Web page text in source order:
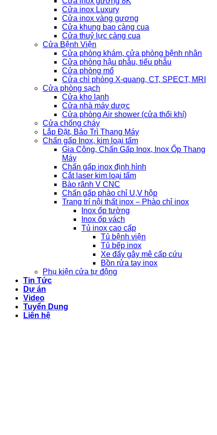
Cửa inox Luxury
Cửa inox vàng gương
Cửa khung bao càng cua
Cửa thuỷ lực càng cua
Cửa Bệnh Viện
Cửa phòng khám, cửa phòng bệnh nhân
Cửa phòng hậu phẫu, tiểu phẫu
Cửa phòng mổ
Cửa chì phòng X-quang, CT, SPECT, MRI
Cửa phòng sạch
Cửa kho lạnh
Cửa nhà máy dược
Cửa phòng Air shower (cửa thổi khí)
Cửa chống cháy
Lắp Đặt, Bảo Trì Thang Máy
Chấn gấp Inox, kim loại tấm
Gia Công, Chấn Gấp Inox, Inox Ốp Thang
Máy
Chấn gấp inox định hình
Cắt laser kim loại tấm
Bào rãnh V CNC
Chấn gấp phào chỉ U,V hộp
Trang trí nội thất inox – Phào chỉ inox
Inox ốp tường
Inox ốp vách
Tủ inox cao cấp
Tủ bệnh viện
Tủ bếp inox
Xe đẩy gây mê cấp cứu
Bồn rửa tay inox
Phụ kiện cửa tự động
Tin Tức
Dự án
Video
Tuyển Dụng
Liên hệ